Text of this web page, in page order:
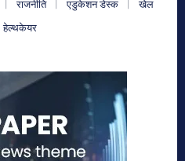
राजनीति एडुकेशन डेस्क
खेल
हेल्थकेयर